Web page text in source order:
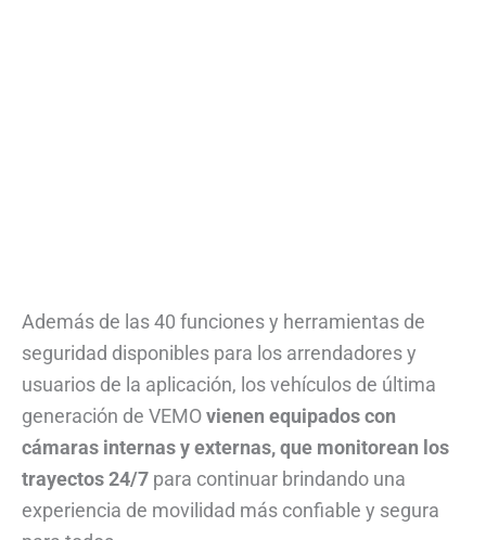
Además de las 40 funciones y herramientas de
seguridad disponibles para los arrendadores y
usuarios de la aplicación, los vehículos de última
generación de VEMOvienen equipados con
cámaras internas y externas, que monitorean los
trayectos 24/7 para continuar brindando una
experiencia de movilidad más confiable y segura